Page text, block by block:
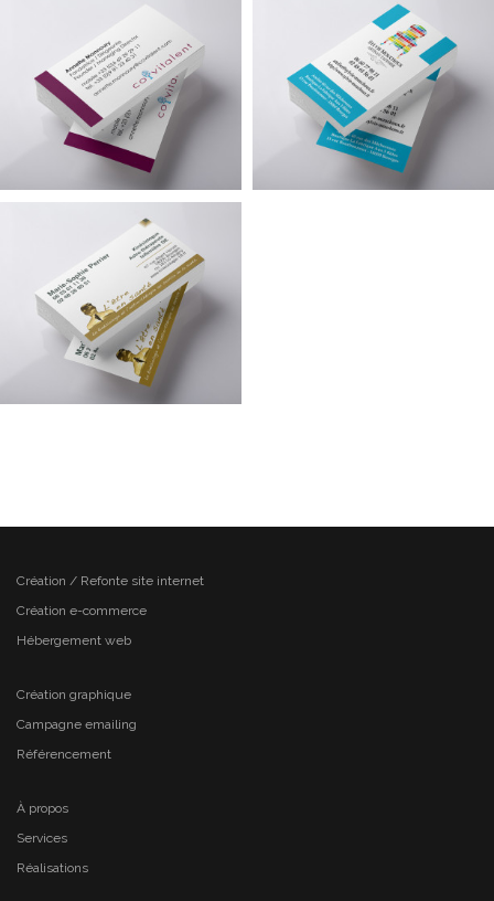
Création / Refonte site internet
Création e-commerce
Hébergement web
Création graphique
Campagne emailing
Référencement
À propos
Services
Réalisations